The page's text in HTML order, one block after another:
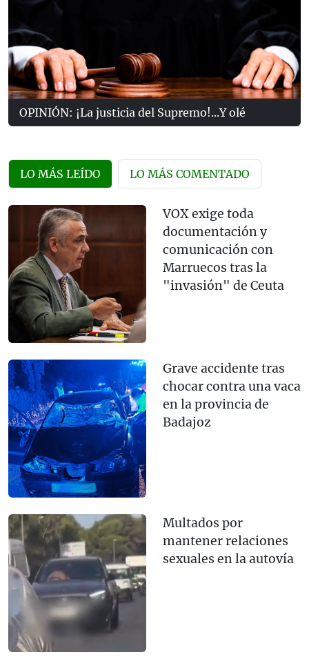
OPINIÓN: ¡La justicia del Supremo!...Y olé
LO MÁS LEÍDO LO MÁS COMENTADO
VOX exige toda
documentación y
comunicación con
Marruecos tras la
"invasión" de Ceuta
Grave accidente tras
chocar contra una vaca
en la provincia de
Badajoz
Multados por
mantener relaciones
sexuales en la autovía